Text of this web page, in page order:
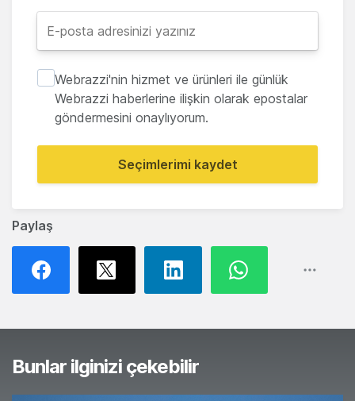
Paylaş
Webrazzi'nin hizmet ve ürünleri ile günlük
Webrazzi haberlerine ilişkin olarak epostalar
göndermesini onaylıyorum.
Seçimlerimi kaydet
Bunlar ilginizi çekebilir